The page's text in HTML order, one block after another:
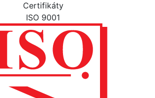
Certifikáty
ISO 9001